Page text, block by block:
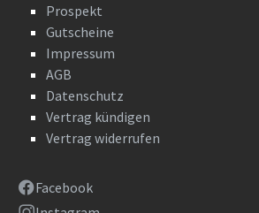
Prospekt
Gutscheine
Impressum
AGB
Datenschutz
Vertrag kündigen
Vertrag widerrufen
Facebook